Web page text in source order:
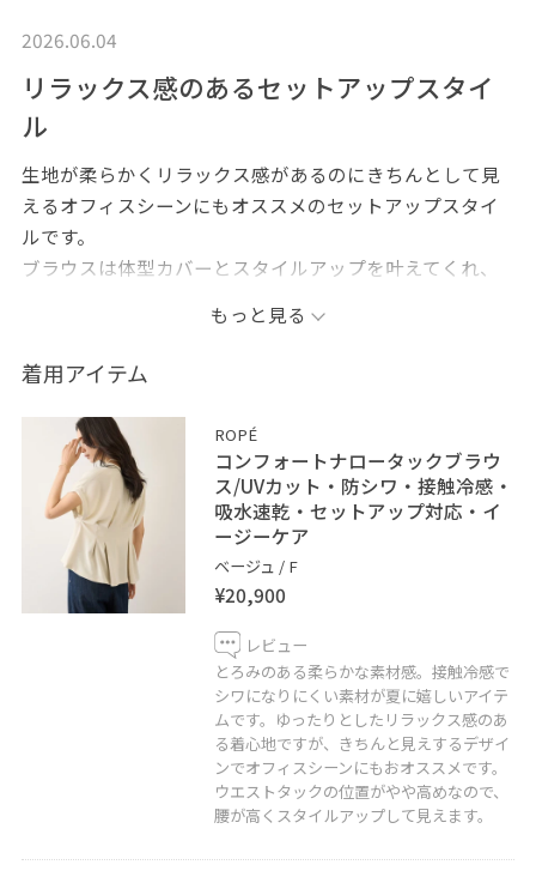
2026.06.04
リラックス感のあるセットアップスタイ
ル
生地が柔らかくリラックス感があるのにきちんとして見
えるオフィスシーンにもオススメのセットアップスタイ
ルです。
ブラウスは体型カバーとスタイルアップを叶えてくれ、
ドパンツやスカートで合わせて着回しの幅が楽しめま
す！
※記載のないアイテムはスタッフ私物です。
※店頭及び屋外での撮影画像は、 光の当たり具合で色味
が異なって見える場合がございます。
商品の色味はスタジオ撮影の画像をご参照下さい。
♡ボタンを押してお気に入り！
お気に入りしていただくと、気になったコーディネート
や商品がチェックしやすくなります。 スタッフのフォロ
ーもあわせてご利用ください。
もっと見る
着用アイテム
ROPÉ
コンフォートナロータックブラウ
ス/UVカット・防シワ・接触冷感・
吸水速乾・セットアップ対応・イ
ージーケア
ベージュ / F
¥20,900
レビュー
とろみのある柔らかな素材感。接触冷感で
シワになりにくい素材が夏に嬉しいアイテ
ムです。ゆったりとしたリラックス感のあ
る着心地ですが、きちんと見えするデザイ
ンでオフィスシーンにもおオススメです。
ウエストタックの位置がやや高めなので、
腰が高くスタイルアップして見えます。